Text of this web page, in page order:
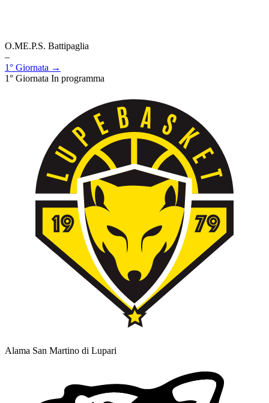
O.ME.P.S. Battipaglia
–
1° Giornata →
1° Giornata In programma
Alama San Martino di Lupari